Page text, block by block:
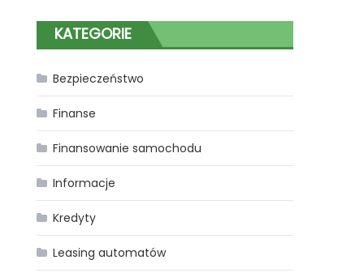
KATEGORIE
Bezpieczeństwo
Finanse
Finansowanie samochodu
Informacje
Kredyty
Leasing automatów